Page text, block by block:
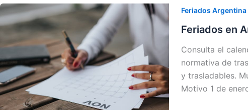
Feriados Argentina
Feriados en
Consulta el
normativa de
y trasladables.
Motivo 1 de